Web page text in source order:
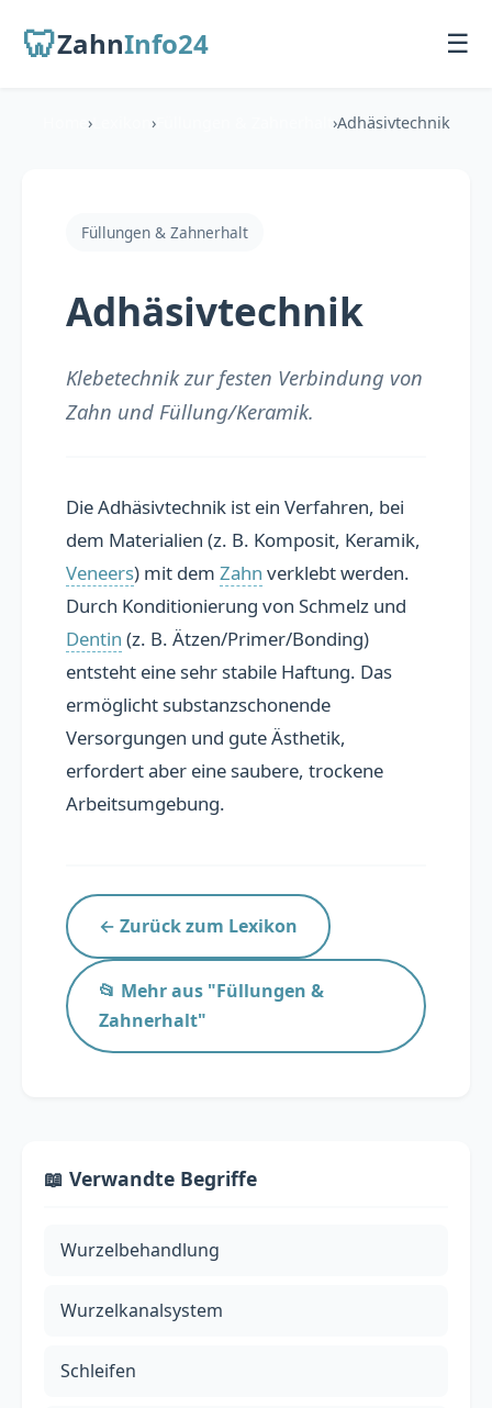
🦷ZahnInfo24 ☰
Startseite
Zahnarzt finden
Behandlungen
Übersicht
Praxis präsentieren
Personal finden
📚 Lexikon
FAQ
›Lexikon ›Füllungen & Zahnerhalt ›Adhäsivtechnik
Füllungen & Zahnerhalt
Adhäsivtechnik
Klebetechnik zur festen Verbindung von
Zahn und Füllung/Keramik.
Die Adhäsivtechnik ist ein Verfahren, bei
dem Materialien (z. B. Komposit, Keramik,
Veneers) mit dem Zahn verklebt werden.
Durch Konditionierung von Schmelz und
Dentin (z. B. Ätzen/Primer/Bonding)
entsteht eine sehr stabile Haftung. Das
ermöglicht substanzschonende
Versorgungen und gute Ästhetik,
erfordert aber eine saubere, trockene
Arbeitsumgebung.
← Zurück zum Lexikon
📂 Mehr aus "Füllungen &
Zahnerhalt"
📖 Verwandte Begriffe
Wurzelbehandlung
Wurzelkanalsystem
Schleifen